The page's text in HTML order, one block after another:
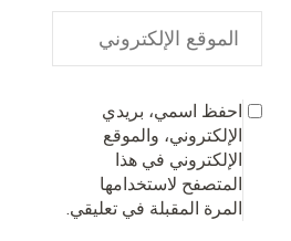
احفظ اسمي، بريدي
الإلكتروني، والموقع
الإلكتروني في هذا
المتصفح لاستخدامها
المرة المقبلة في تعليقي.